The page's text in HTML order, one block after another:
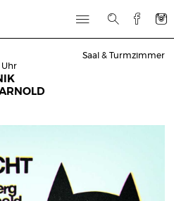
Uhr
Saal & Turmzimmer